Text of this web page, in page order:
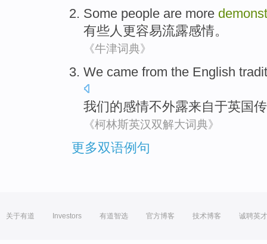
Some people are more
有些人更容易流露感情。
《牛津词典》
We came from the English
我们的感情不外露来自于英国
《柯林斯英汉双解大词典》
更多双语例句
关于有道 Investors 有道智选 官方博客 技术博客 诚聘英才